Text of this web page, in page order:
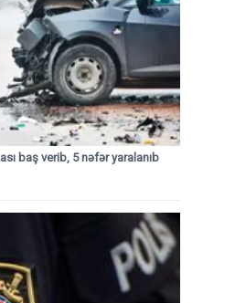
baş verib, 5 nəfər yaralanıb